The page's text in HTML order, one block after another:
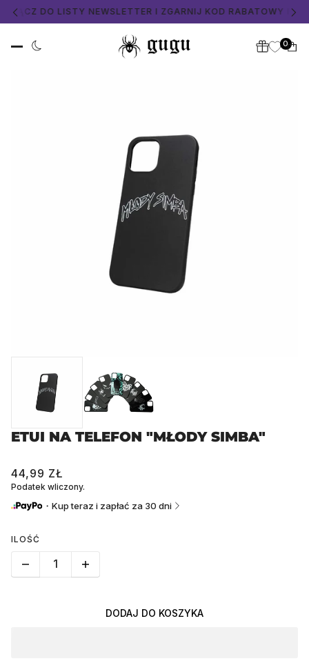
DO LISTY NEWSLETTER I ZGARNIJ KOD RABATOWY NA
0
ETUI NA TELEFON "MŁODY SIMBA"
44,99 ZŁ
Podatek wliczony.
・Kup teraz i zapłać za 30 dni
ILOŚĆ
DODAJ DO KOSZYKA